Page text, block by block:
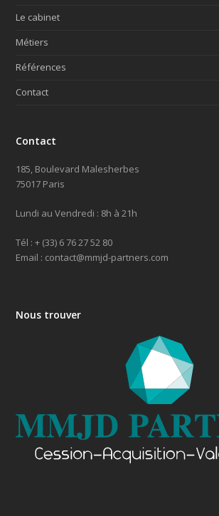
Le cabinet
Métiers
Références
Contact
Contact
185, Boulevard Malesherbes
75017 Paris
Lundi au Vendredi : 8h à 21h
Tél : + (33) 6 76 27 52 80
Email : contact@mmjd-partners.com
Nous trouver